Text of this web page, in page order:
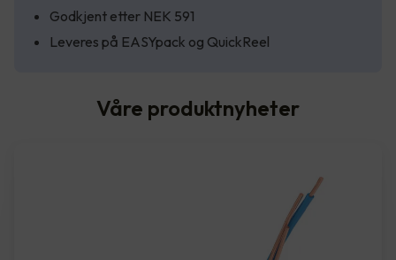
Godkjent etter NEK 591
Leveres på EASYpack og QuickReel
Våre produktnyheter